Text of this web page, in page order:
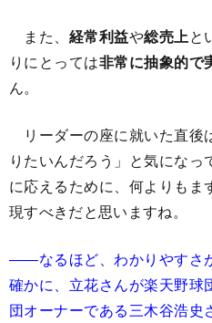
また、 経常利益や総売上と
りにとっては非常に抽象的で
ん。
リーダーの座に就いた直後
りたいんだろう」と気にな
に応えるために、何よりもま
現すべきだと思いますね。
――なるほど、わかりやすさ
確かに、立花さんが楽天野球
団オーナーである三木谷浩史